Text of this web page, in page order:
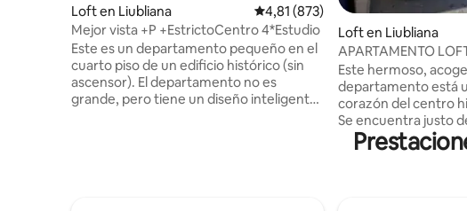
Loft en Liubliana Calificación promedio: 4,81 de 5.
4,81 (873)
Mejor vista +P +EstrictoCentro 4*Estudio
Este es un departamento pequeño en el
cuarto piso de un edificio histórico (sin
ascensor). El departamento no es
grande, pero tiene un diseño inteligente
Loft en Liubliana
APARTAMENTO
EL CENTRO DE LA
LIUBLIANA
Este hermoso,
departamento está
corazón del centro
Se encuentra justo
Liubliana. Tan
departamento, te